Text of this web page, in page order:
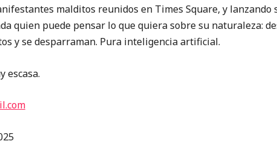
malditos reunidos en Times Square, y
quien puede pensar lo que quiera sobre su naturaleza:
y se desparraman. Pura inteligencia artificial.
escasa.